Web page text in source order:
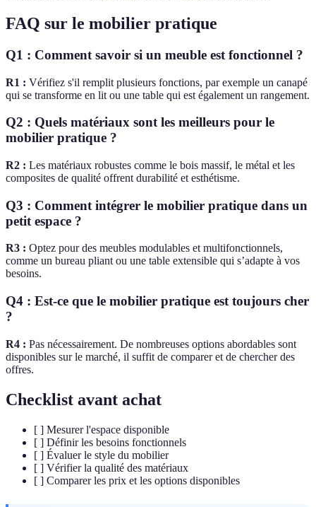
FAQ sur le mobilier pratique
Q1 : Comment savoir si un meuble est fonctionnel ?
R1 : Vérifiez s'il remplit plusieurs fonctions, par exemple un canapé
qui se transforme en lit ou une table qui est également un rangement.
Q2 : Quels matériaux sont les meilleurs pour le
mobilier pratique ?
R2 : Les matériaux robustes comme le bois massif, le métal et les
composites de qualité offrent durabilité et esthétisme.
Q3 : Comment intégrer le mobilier pratique dans un
petit espace ?
R3 : Optez pour des meubles modulables et multifonctionnels,
comme un bureau pliant ou une table extensible qui s’adapte à vos
besoins.
Q4 : Est-ce que le mobilier pratique est toujours cher
?
R4 : Pas nécessairement. De nombreuses options abordables sont
disponibles sur le marché, il suffit de comparer et de chercher des
offres.
Checklist avant achat
[ ] Mesurer l'espace disponible
[ ] Définir les besoins fonctionnels
[ ] Évaluer le style du mobilier
[ ] Vérifier la qualité des matériaux
[ ] Comparer les prix et les options disponibles